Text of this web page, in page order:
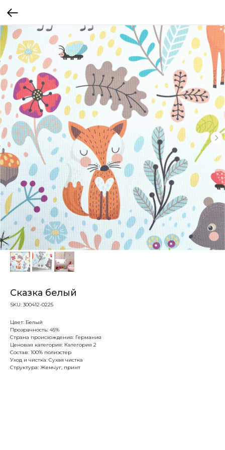
Сказка белый
SKU: 300412-0225
Цвет: Белый
Прозрачность: 45%
Страна происхождения: Германия
Ценовая категория: Категория 2
Состав: 100% полиэстер
Уход и чистка: Сухая чистка
Структура: Жемчуг, принт